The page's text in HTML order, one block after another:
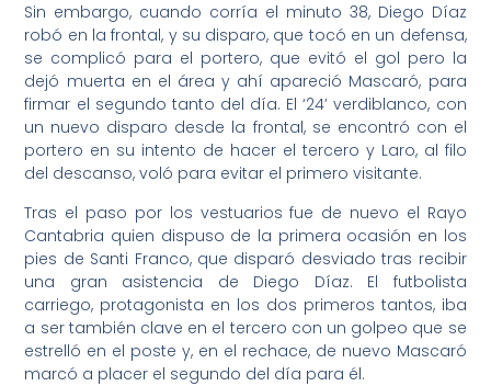
Sin embargo, cuando corría el minuto 38, Diego Díaz
robó en la frontal, y su disparo, que tocó en un defensa,
se complicó para el portero, que evitó el gol pero la
dejó muerta en el área y ahí apareció Mascaró, para
firmar el segundo tanto del día. El ‘24’ verdiblanco, con
un nuevo disparo desde la frontal, se encontró con el
portero en su intento de hacer el tercero y Laro, al filo
del descanso, voló para evitar el primero visitante.
Tras el paso por los vestuarios fue de nuevo el Rayo
Cantabria quien dispuso de la primera ocasión en los
pies de Santi Franco, que disparó desviado tras recibir
una gran asistencia de Diego Díaz. El futbolista
carriego, protagonista en los dos primeros tantos, iba
a ser también clave en el tercero con un golpeo que se
estrelló en el poste y, en el rechace, de nuevo Mascaró
marcó a placer el segundo del día para él.